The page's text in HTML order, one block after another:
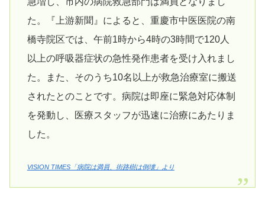
た。『上游新聞』によると、重慶市中医医院の南
橋寺院区では、午前1時から4時の3時間で120人
以上の呼吸器症状の急性発作患者を受け入れまし
た。また、そのうち10名以上が救急治療室に搬送
されたとのことです。病院は即座に緊急対応体制
を発動し、医療スタッフが迅速に治療にあたりま
した。
VISION TIMES「病院は満員、街路樹は倒壊」より